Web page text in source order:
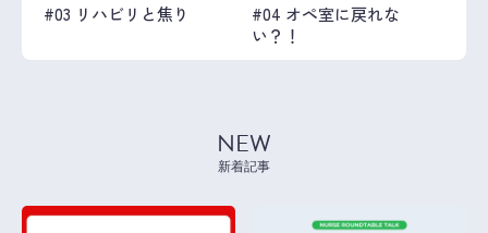
#03 リハビリと焦り
#04 オペ室に戻れな
い？！
NEW
新着記事